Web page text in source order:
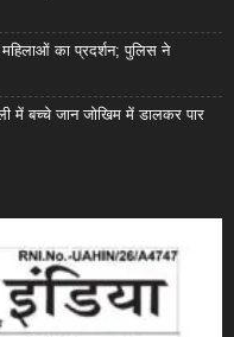
का प्रदर्शन; पुलिस ने
में बच्चे जान जोखिम में डालकर पार